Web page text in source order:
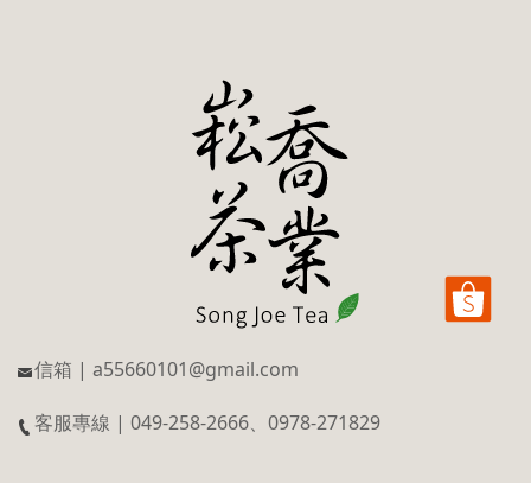
信箱 | a55660101@gmail.com
客服專線 | 049-258-2666、0978-271829